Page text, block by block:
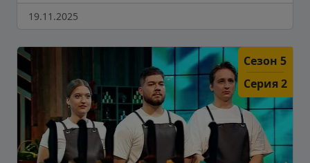
19.11.2025
Сезон 5
Серия 2